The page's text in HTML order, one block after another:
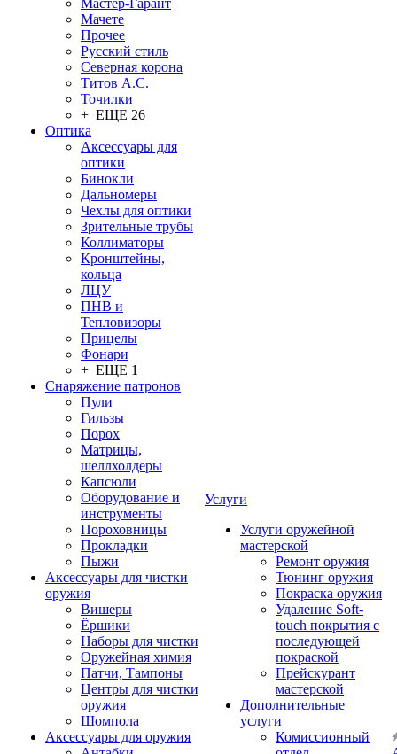
Мастер-Гарант
Мачете
Прочее
Русский стиль
Северная корона
Титов А.С.
Точилки
+ ЕЩЕ 26
Оптика
Аксессуары для
оптики
Бинокли
Дальномеры
Чехлы для оптики
Зрительные трубы
Коллиматоры
Кронштейны,
кольца
ЛЦУ
ПНВ и
Тепловизоры
Прицелы
Фонари
+ ЕЩЕ 1
Снаряжение патронов
Пули
Гильзы
Порох
Матрицы,
шеллхолдеры
Капсюли
Оборудование и
инструменты
Пороховницы
Прокладки
Пыжи
Аксессуары для чистки
оружия
Вишеры
Ёршики
Наборы для чистки
Оружейная химия
Патчи, Тампоны
Центры для чистки
оружия
Шомпола
Аксессуары для оружия
Услуги
Услуги оружейной
мастерской
Ремонт оружия
Тюнинг оружия
Покраска оружия
Удаление Soft-
touch покрытия с
последующей
покраской
Прейскурант
мастерской
Дополнительные
услуги
Комиссионный